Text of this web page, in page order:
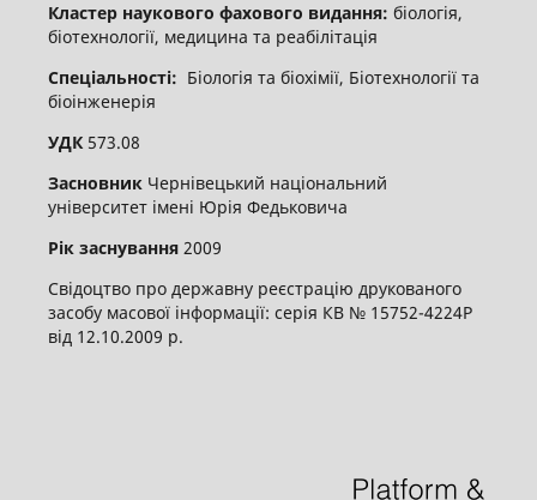
Кластер наукового фахового видання: біологія,
біотехнології, медицина та реабілітація
Спеціальності: Біологія та біохімії, Біотехнології та
біоінженерія
УДК 573.08
Засновник Чернівецький національний
університет імені Юрія Федьковича
Рік заснування2009
Свідоцтво про державну реєстрацію друкованого
засобу масової інформації: серія КВ № 15752-4224Р
від 12.10.2009 р.